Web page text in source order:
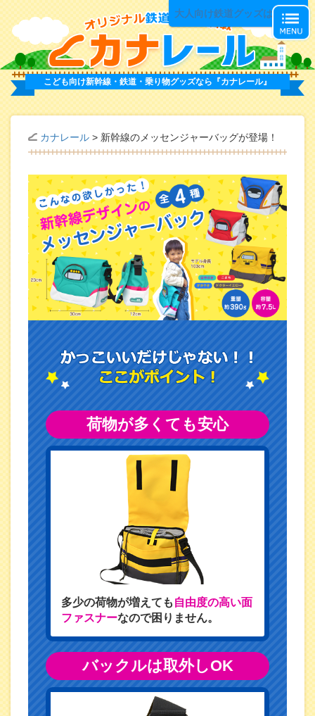
大人向け鉄道グッズはこちら
こども向け新幹線・鉄道・乗り物グッズなら 『カナレール』
カナレール > 新幹線のメッセンジャーバッグが登場！
荷物が多くても安心
多少の荷物が増えても 自由度の高い面
ファスナーなので困りません。
バックルは取外しOK